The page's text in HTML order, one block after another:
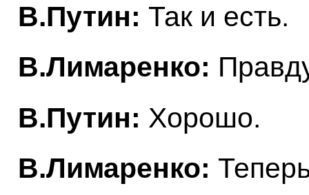
В.Путин: Так и есть.
В.Лимаренко:
В.Путин: Хорошо.
В.Лимаренко: